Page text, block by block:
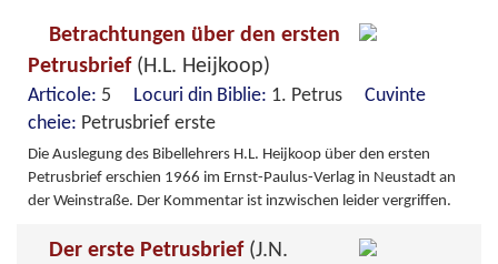
Betrachtungen über den ersten
Petrusbrief (H.L. Heijkoop)
Articole: 5 Locuri din Biblie: 1. Petrus Cuvinte
cheie: Petrusbrief erste
Die Auslegung des Bibellehrers H.L. Heijkoop über den ersten
Petrusbrief erschien 1966 im Ernst-Paulus-Verlag in Neustadt an
der Weinstraße. Der Kommentar ist inzwischen leider vergriffen.
Der erste Petrusbrief (J.N.